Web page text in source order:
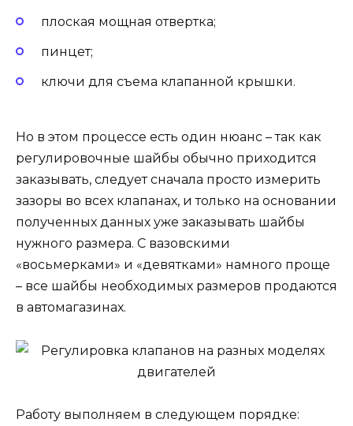
плоская мощная отвертка;
пинцет;
ключи для съема клапанной крышки.
Но в этом процессе есть один нюанс – так как
регулировочные шайбы обычно приходится
заказывать, следует сначала просто измерить
зазоры во всех клапанах, и только на основании
полученных данных уже заказывать шайбы
нужного размера. С вазовскими
«восьмерками» и «девятками» намного проще
– все шайбы необходимых размеров продаются
в автомагазинах.
Работу выполняем в следующем порядке: